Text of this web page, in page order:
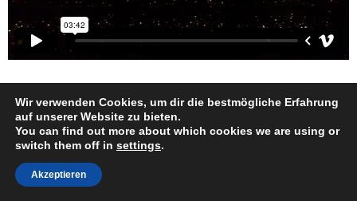
Außen erinnern eine Skulptur und eine Gedenktafel an den
polnischen Militär- und Kinderarzt sowie Kinderbuchautor
und Pädagoge Janusz Korczak.
Wir verwenden Cookies, um dir die bestmögliche Erfahrung
auf unserer Website zu bieten.
You can find out more about which cookies we are using or
switch them off in settings.
Akzeptieren